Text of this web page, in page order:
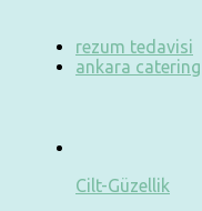
rezum tedavisi
ankara catering
Cilt-Güzellik